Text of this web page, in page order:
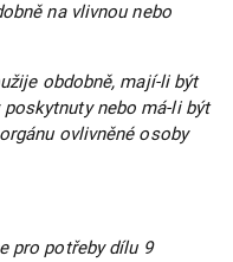
na vlivnou nebo
obdobně, mají-li být
poskytnuty nebo má-li být
ovlivněné osoby
pro potřeby dílu 9